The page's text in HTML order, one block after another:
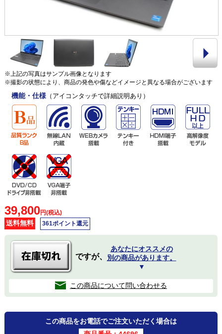
※上記の写真はサンプル画像となります
※撮影の状態により、商品の発色や傷などイメージと異なる場合がございます
機能・仕様（アイコンタッチで詳細説明あり）
39,800円(税込)
送料無料 361ポイント還元
ですが、
あなたにオススメの
別の商品があります。
▼
この商品について問い合わせる
この商品をお電話でご注文いただく場合は